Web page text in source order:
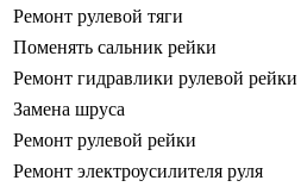
Ремонт рулевой тяги
Поменять сальник рейки
Ремонт гидравлики рулевой рейки
Замена шруса
Ремонт рулевой рейки
Ремонт электроусилителя руля